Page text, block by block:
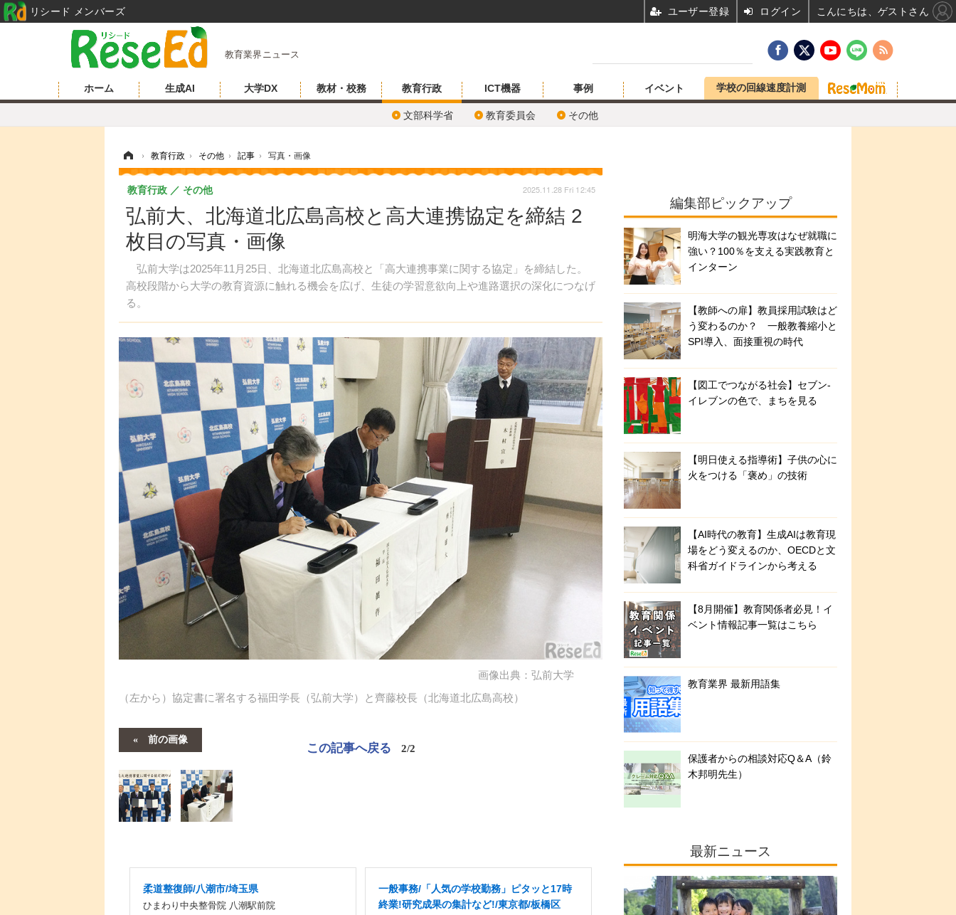
教育業界ニュース
ホーム 生成AI 大学DX 教材・校務 教育行政
文部科学省 教育委員会 その他
ICT機器 事例 イベント 学校の回線速度計測
› 教育行政 › その他 › 記事 › 写真・画像
弘前大、北海道北広島高校と高大連携協定を締結 2
枚目の写真・画像
弘前大学は2025年11月25日、北海道北広島高校と「高大連携事業に関する協定」を締結した。
高校段階から大学の教育資源に触れる機会を広げ、生徒の学習意欲向上や進路選択の深化につなげ
る。
教育行政 その他 2025.11.28 Fri 12:45
画像出典：弘前大学
（左から）協定書に署名する福田学長（弘前大学）と齊藤校長（北海道北広島高校）
前の画像
この記事へ戻る 2/2
柔道整復師/八潮市/埼玉県
ひまわり中央整骨院 八潮駅前院
一般事務/「人気の学校勤務」ピタッと17時
終業!研究成果の集計など!/東京都/板橋区
編集部ピックアップ
明海大学の観光専攻はなぜ就職に
強い？100％を支える実践教育と
インターン
【教師への扉】教員採用試験はど
う変わるのか？ 一般教養縮小と
SPI導入、面接重視の時代
【図工でつながる社会】セブン‐
イレブンの色で、まちを見る
【明日使える指導術】子供の心に
火をつける「褒め」の技術
【AI時代の教育】生成AIは教育現
場をどう変えるのか、OECDと文
科省ガイドラインから考える
【8月開催】教育関係者必見！イ
ベント情報記事一覧はこちら
教育業界 最新用語集
保護者からの相談対応Q＆A（鈴
木邦明先生）
最新ニュース
リシード メンバーズ ユーザー登録 ログイン こんにちは、ゲストさん